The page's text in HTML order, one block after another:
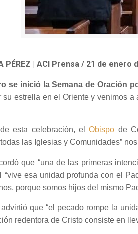
PÉREZ | ACI Prensa / 21 de enero
se inició la Semana de Oración
su estrella en el Oriente y venimos
esta celebración, elObispo de
las Iglesias y Comunidades”
que “una de las primeras
“vive esa unidad profunda con el
porque somos hijos del mismo
que “el pecado rompe la
redentora de Cristo consiste en